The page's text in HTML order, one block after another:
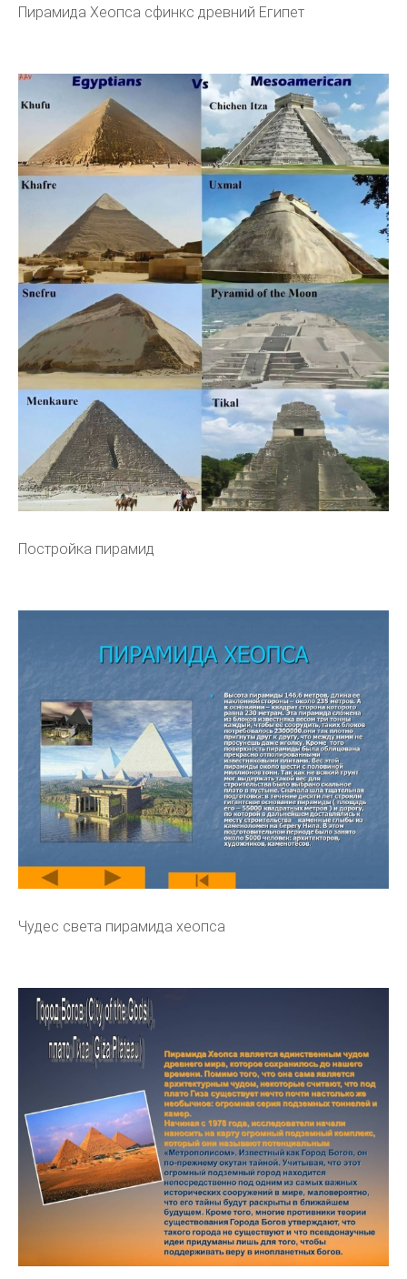
Пирамида Хеопса сфинкс древний Египет
Постройка пирамид
Чудес света пирамида хеопса